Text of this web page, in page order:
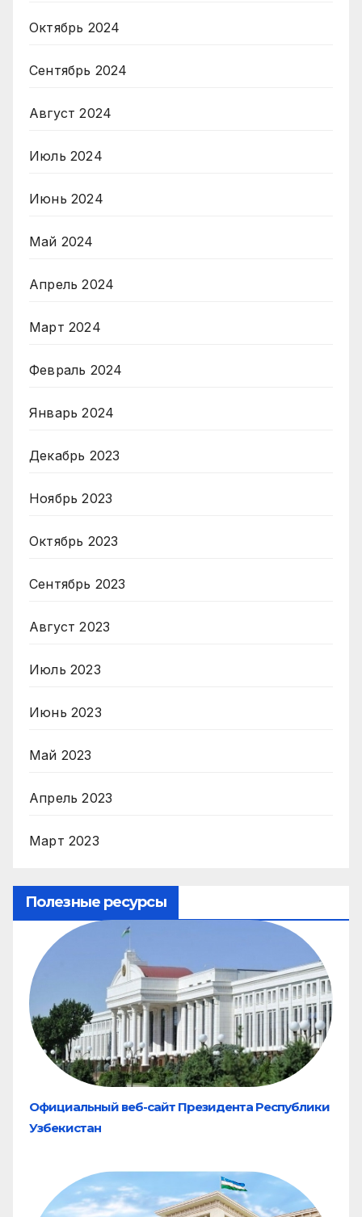
Октябрь 2024
Сентябрь 2024
Август 2024
Июль 2024
Июнь 2024
Май 2024
Апрель 2024
Март 2024
Февраль 2024
Январь 2024
Декабрь 2023
Ноябрь 2023
Октябрь 2023
Сентябрь 2023
Август 2023
Июль 2023
Июнь 2023
Май 2023
Апрель 2023
Март 2023
Полезные ресурсы
Официальный веб-сайт Президента Республики
Узбекистан